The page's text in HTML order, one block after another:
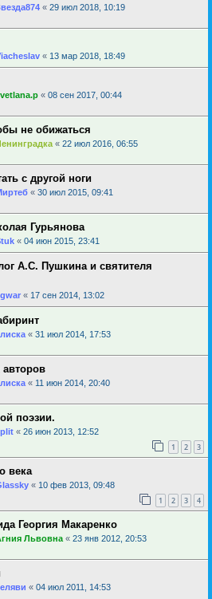
« 29 июл 2018, 10:19
« 13 мар 2018, 18:49
« 08 сен 2017, 00:44
не обижаться
« 22 июл 2016, 06:55
с другой ноги
« 30 июл 2015, 09:41
Гурьянова
« 04 июн 2015, 23:41
А.С. Пушкина и святителя
« 17 сен 2014, 13:02
« 31 июл 2014, 17:53
авторов
« 11 июн 2014, 20:40
поэзии.
« 26 июн 2013, 12:52
1 2 3
века
« 10 фев 2013, 09:48
1 2 3 4
Георгия Макаренко
Львовна « 23 янв 2012, 20:53
« 04 июл 2011, 14:53